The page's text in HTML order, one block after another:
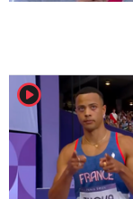
player2